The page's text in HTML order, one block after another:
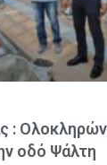
:
οδό Ψάλτη